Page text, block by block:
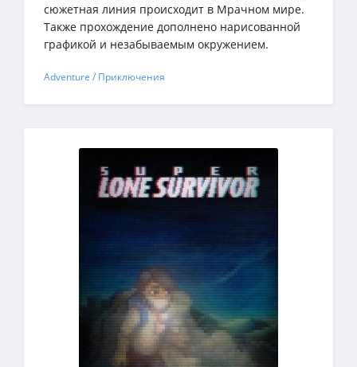
сюжетная линия происходит в Мрачном мире.
Также прохождение дополнено нарисованной
графикой и незабываемым окружением.
Adventure / Приключения